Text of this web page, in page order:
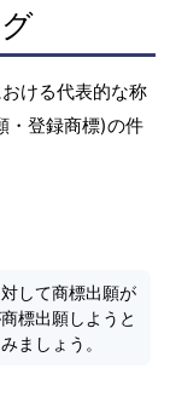
ける代表的な称
・登録商標)の件
して商標出願が
標出願しようと
ましょう。